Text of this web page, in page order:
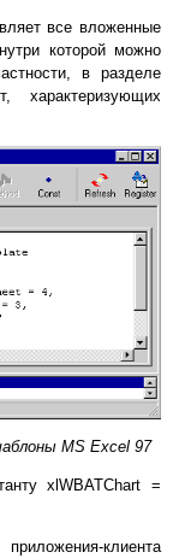
все вложенные
которой можно
в разделе
характеризующих
MS Excel 97
xlWBATChart =
клиента